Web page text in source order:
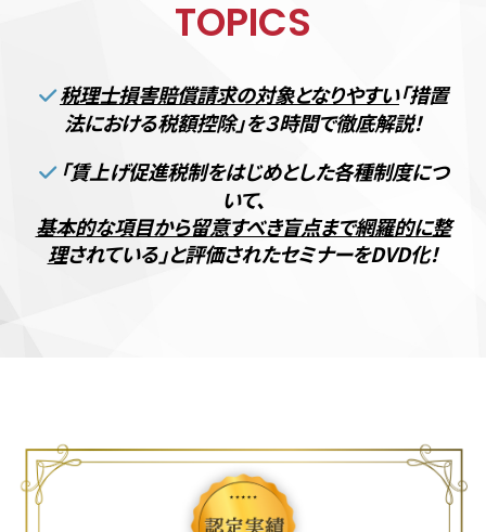
TOPICS
税理士損害賠償請求の対象となりやすい「措置
法における税額控除」を３時間で徹底解説！
「賃上げ促進税制をはじめとした各種制度につ
いて、
基本的な項目から留意すべき盲点まで網羅的に整
理されている」と評価されたセミナーをDVD化！